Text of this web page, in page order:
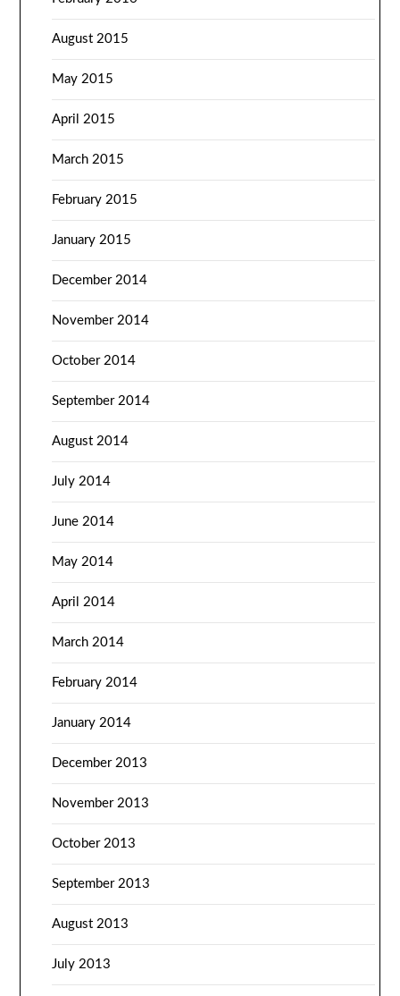
August 2015
May 2015
April 2015
March 2015
February 2015
January 2015
December 2014
November 2014
October 2014
September 2014
August 2014
July 2014
June 2014
May 2014
April 2014
March 2014
February 2014
January 2014
December 2013
November 2013
October 2013
September 2013
August 2013
July 2013